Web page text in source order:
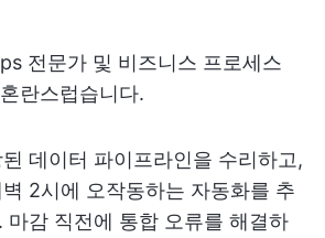
전문가 및 비즈니스 프로세스
란스럽습니다.
데이터 파이프라인을 수리하고,
2시에 오작동하는 자동화를 추
마감 직전에 통합 오류를 해결하